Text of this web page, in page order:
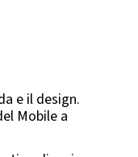
e il design.
Mobile a